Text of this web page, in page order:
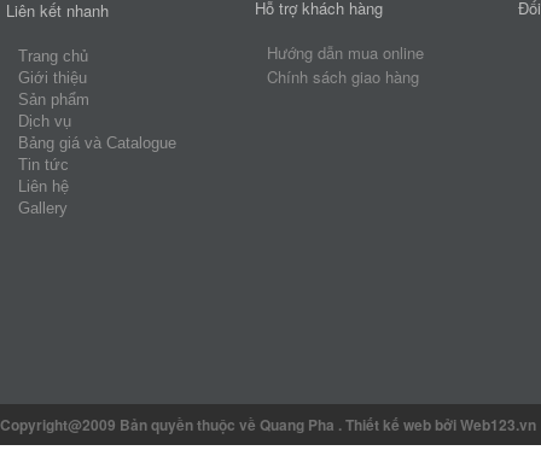
Liên kết nhanh
Trang chủ
Giới thiệu
Sản phẩm
Dịch vụ
Bảng giá và Catalogue
Tin tức
Liên hệ
Gallery
Hỗ trợ khách hàng
Hướng dẫn mua online
Chính sách giao hàng
Copyright@2009 Bản quyền thuộc về Quang Pha .Thiết kế web bởi Web123.vn